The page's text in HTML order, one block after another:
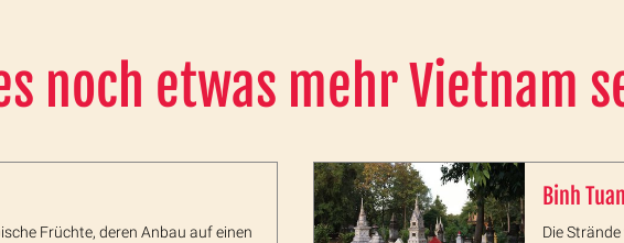
noch etwas mehr Vietnam
Früchte, deren Anbau auf einen
Binh Tuan
Die